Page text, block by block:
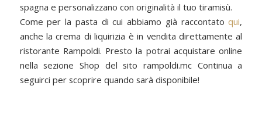
spagna e personalizzano con originalità il tuo tiramisù.
Come per la pasta di cui abbiamo già raccontatoqui,
anche la crema di liquirizia è in vendita direttamente al
ristorante Rampoldi. Presto la potrai acquistare online
nella sezione Shop del sito rampoldi.mc Continua a
seguirci per scoprire quando sarà disponibile!